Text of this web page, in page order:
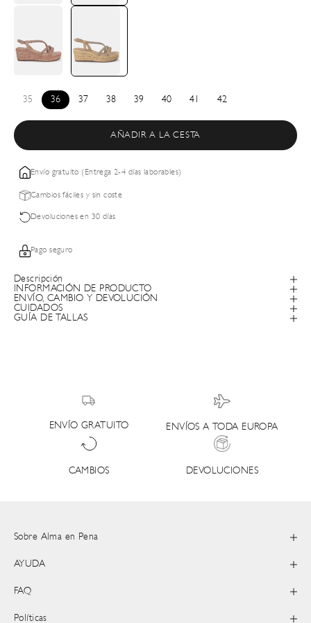
35 36 37 38 39 40 41 42
AÑADIR A LA CESTA
Envío gratuito (Entrega 2-4 días laborables)
Cambios fáciles y sin coste
Devoluciones en 30 días
Pago seguro
Descripción
INFORMACIÓN DE PRODUCTO
ENVÍO, CAMBIO Y DEVOLUCIÓN
CUIDADOS
GUÍA DE TALLAS
ENVÍO GRATUITO ENVÍOS A TODA EUROPA
CAMBIOS DEVOLUCIONES
Sobre Alma en Pena
AYUDA
FAQ
Políticas